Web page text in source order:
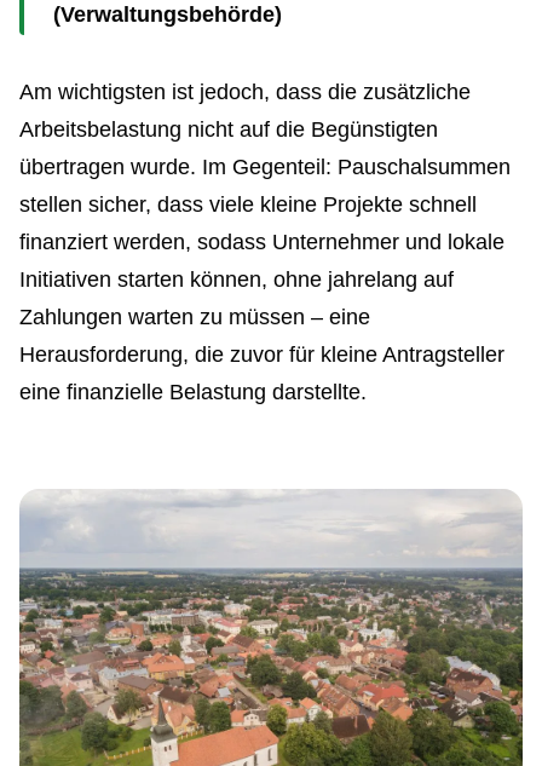
(Verwaltungsbehörde)
Am wichtigsten ist jedoch, dass die zusätzliche
Arbeitsbelastung nicht auf die Begünstigten
übertragen wurde. Im Gegenteil: Pauschalsummen
stellen sicher, dass viele kleine Projekte schnell
finanziert werden, sodass Unternehmer und lokale
Initiativen starten können, ohne jahrelang auf
Zahlungen warten zu müssen – eine
Herausforderung, die zuvor für kleine Antragsteller
eine finanzielle Belastung darstellte.